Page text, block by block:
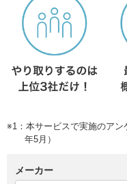
※1：本サービスで実施のア
年5月）
メーカー